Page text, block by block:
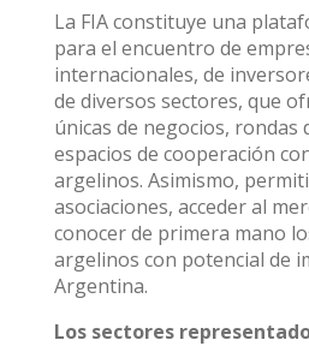
La FIA constituye una
para el encuentro de
internacionales, de
de diversos sectores, que
únicas de negocios, rondas
espacios de cooperación
argelinos. Asimismo,
asociaciones, acceder al
conocer de primera mano
argelinos con potencial de
Argentina.
Los sectores